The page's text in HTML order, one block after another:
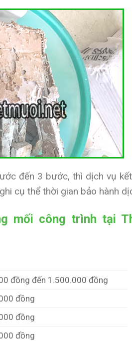
đến 3 bước, thì dịch vụ
cụ thể thời gian bảo hành
mối công trình tại
đồng đến 1.500.000 đồng
đồng
đồng
đồng